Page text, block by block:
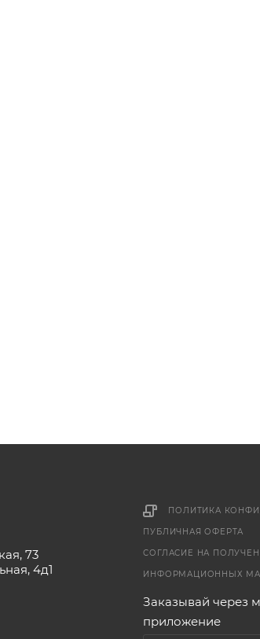
73
4д1
ПОЛИТИКА
ПУБЛИЧНАЯ ОФЕРТА
СОГЛАСИЕ НА
ИНФОРМАЦИОННЫХ
Заказывай через
приложение